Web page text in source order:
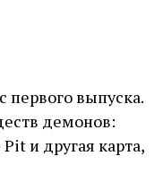
выпуска.
демонов:
и другая карта,